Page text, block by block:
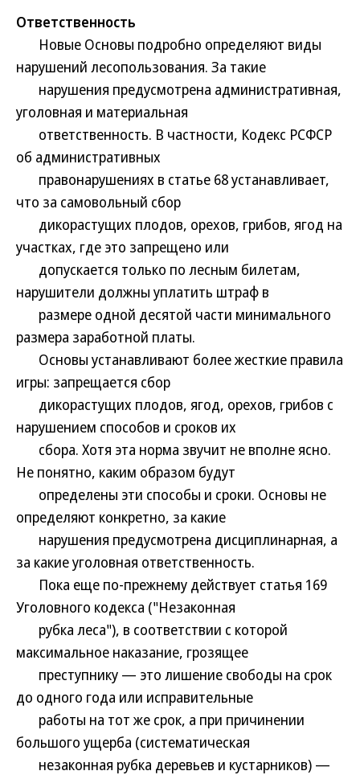
Ответственность
Новые Основы подробно определяют виды
нарушений лесопользования. За такие
нарушения предусмотрена административная,
уголовная и материальная
ответственность. В частности, Кодекс РСФСР
об административных
правонарушениях в статье 68 устанавливает,
что за самовольный сбор
дикорастущих плодов, орехов, грибов, ягод на
участках, где это запрещено или
допускается только по лесным билетам,
нарушители должны уплатить штраф в
размере одной десятой части минимального
размера заработной платы.
Основы устанавливают более жесткие правила
игры: запрещается сбор
дикорастущих плодов, ягод, орехов, грибов с
нарушением способов и сроков их
сбора. Хотя эта норма звучит не вполне ясно.
Не понятно, каким образом будут
определены эти способы и сроки. Основы не
определяют конкретно, за какие
нарушения предусмотрена дисциплинарная, а
за какие уголовная ответственность.
Пока еще по-прежнему действует статья 169
Уголовного кодекса ("Незаконная
рубка леса"), в соответствии с которой
максимальное наказание, грозящее
преступнику — это лишение свободы на срок
до одного года или исправительные
работы на тот же срок, а при причинении
большого ущерба (систематическая
незаконная рубка деревьев и кустарников) —